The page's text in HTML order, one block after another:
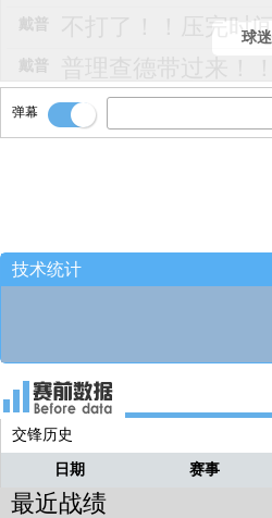
戴普 不打了！！压完时
戴普
戴普 20秒钟！！！
戴普 托举挑篮不中！！！
变向突中路进来！
球
弹幕
技术统计
交锋历史
日期 赛事
最近战绩